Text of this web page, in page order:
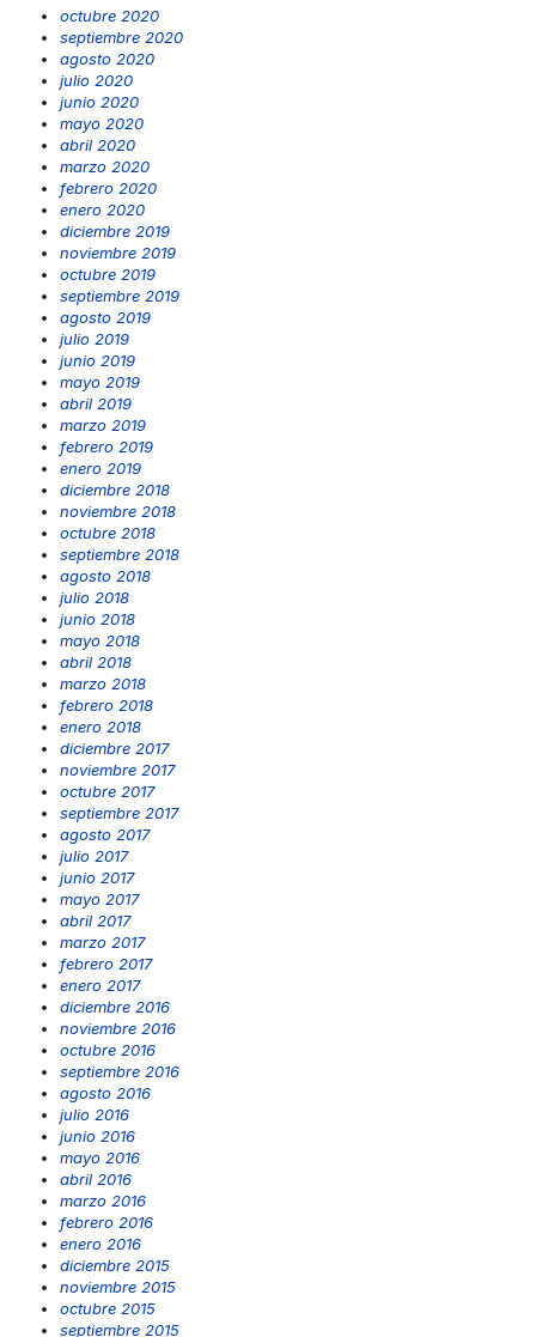
octubre 2020
septiembre 2020
agosto 2020
julio 2020
junio 2020
mayo 2020
abril 2020
marzo 2020
febrero 2020
enero 2020
diciembre 2019
noviembre 2019
octubre 2019
septiembre 2019
agosto 2019
julio 2019
junio 2019
mayo 2019
abril 2019
marzo 2019
febrero 2019
enero 2019
diciembre 2018
noviembre 2018
octubre 2018
septiembre 2018
agosto 2018
julio 2018
junio 2018
mayo 2018
abril 2018
marzo 2018
febrero 2018
enero 2018
diciembre 2017
noviembre 2017
octubre 2017
septiembre 2017
agosto 2017
julio 2017
junio 2017
mayo 2017
abril 2017
marzo 2017
febrero 2017
enero 2017
diciembre 2016
noviembre 2016
octubre 2016
septiembre 2016
agosto 2016
julio 2016
junio 2016
mayo 2016
abril 2016
marzo 2016
febrero 2016
enero 2016
diciembre 2015
noviembre 2015
octubre 2015
septiembre 2015